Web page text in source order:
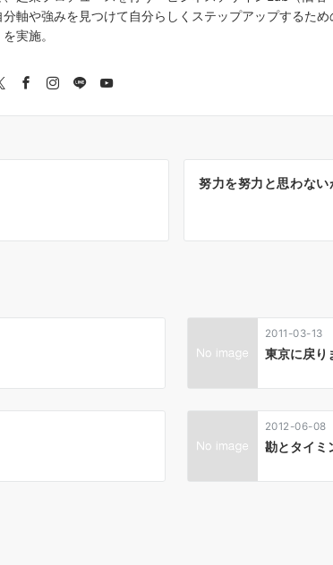
分軸や強みを見つけて自分らしくステップアップするた
実施。
努力を努力と思わない
2011-03-13
東京に戻り
2012-06-08
勘とタイミ